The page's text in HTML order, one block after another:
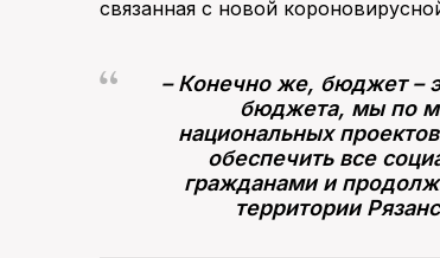
связанная с новой
– Конечно же, бюджет –
бюджета, мы по
национальных
обеспечить все
гражданами и
территории